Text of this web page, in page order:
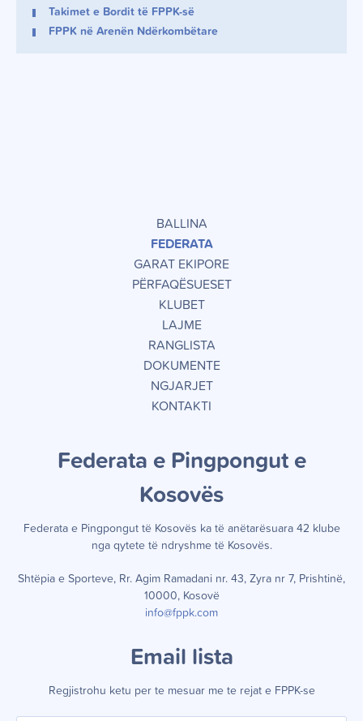
Takimet e Bordit të FPPK-së
FPPK në Arenën Ndërkombëtare
BALLINA
FEDERATA
GARAT EKIPORE
PËRFAQËSUESET
KLUBET
LAJME
RANGLISTA
DOKUMENTE
NGJARJET
KONTAKTI
Federata e Pingpongut e
Kosovës
Federata e Pingpongut të Kosovës ka të anëtarësuara 42 klube
nga qytete të ndryshme të Kosovës.
Shtëpia e Sporteve, Rr. Agim Ramadani nr. 43, Zyra nr 7, Prishtinë,
10000, Kosovë
info@fppk.com
Email lista
Regjistrohu ketu per te mesuar me te rejat e FPPK-se